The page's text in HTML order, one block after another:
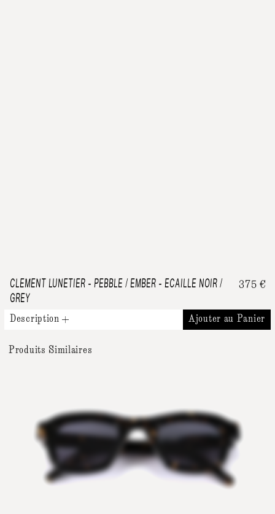
CLEMENT LUNETIER - PEBBLE / EMBER - ECAILLE NOIR /
GREY
Description
375 €
Ajouter au Panier
Produits Similaires